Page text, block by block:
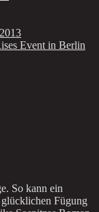
Event in Berlin
So kann ein
glücklichen Fügung